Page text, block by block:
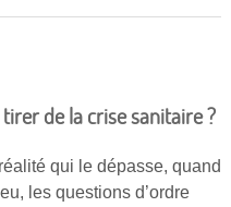
de la crise sanitaire ?
qui le dépasse, quand
les questions d’ordre